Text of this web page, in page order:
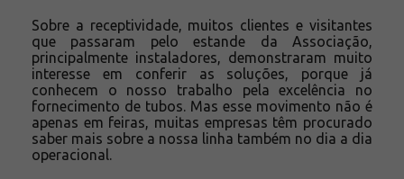
Sobre a receptividade, muitos clientes e visitantes
que passaram pelo estande da Associação,
principalmente instaladores, demonstraram muito
interesse em conferir as soluções, porque já
conhecem o nosso trabalho pela excelência no
fornecimento de tubos. Mas esse movimento não é
apenas em feiras, muitas empresas têm procurado
saber mais sobre a nossa linha também no dia a dia
operacional.